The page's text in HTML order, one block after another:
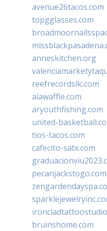
avenue26tacos.com
topgglasses.com
anneskitchen.org
reefrecordsllc.com
alawaffle.com
aryouthfishing.com
united-
tios-tacos.com
cafecito-satx.com
pecanjackstogo.com
bruinshome.com